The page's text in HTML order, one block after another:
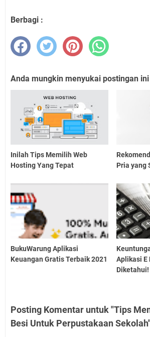
Berbagi :
Anda mungkin menyukai postingan ini
Inilah Tips Memilih Web
Hosting Yang Tepat
Pria yang
BukuWarung Aplikasi
Keuangan Gratis Terbaik 2021
Aplikasi E
Diketahui!
Posting Komentar untuk "Tips
Besi Untuk Perpustakaan